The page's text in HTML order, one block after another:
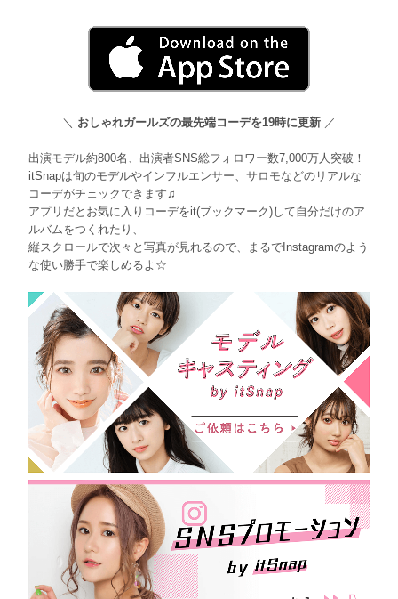
＼ おしゃれガールズの最先端コーデを19時に更新 ／
出演モデル約800名、出演者SNS総フォロワー数7,000万人突破！
itSnapは旬のモデルやインフルエンサー、サロモなどのリアルな
コーデがチェックできます♫
アプリだとお気に入りコーデをit(ブックマーク)して自分だけのア
ルバムをつくれたり、
縦スクロールで次々と写真が見れるので、まるでInstagramのよう
な使い勝手で楽しめるよ☆